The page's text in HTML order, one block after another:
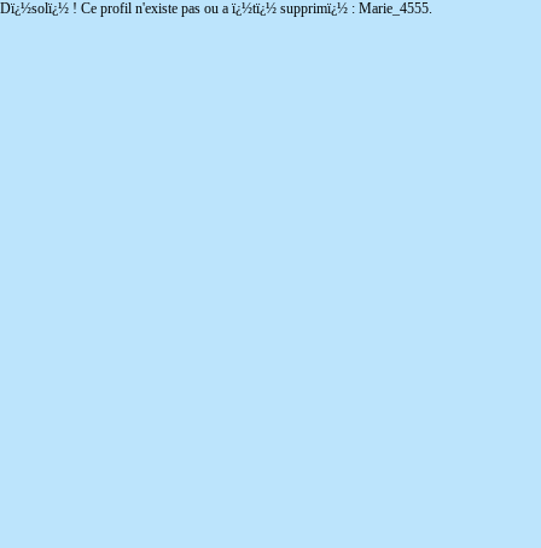
Dï¿½solï¿½ ! Ce profil n'existe pas ou a ï¿½tï¿½ supprimï¿½ : Marie_4555.